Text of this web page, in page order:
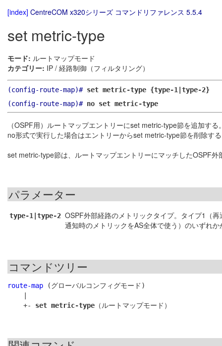
[index] CentreCOM x320シリーズ コマンドリファレンス 5.5.4
set metric-type
モード: ルートマップモード
カテゴリー: IP / 経路制御（フィルタリング）
(config-route-map)# set metric-type {type-1|type-2}
(config-route-map)# no set metric-type
（OSPF用）ルートマップエントリーにset metric-type節を追加する
no形式で実行した場合はエントリーからset metric-type節を削除す
set metric-type節は、ルートマップエントリーにマッチしたOSPF
パラメーター
type-1|type-2 OSPF外部経路のメトリックタイプ。タイプ1（
通知時のメトリックをAS全体で使う）のいずれ
コマンドツリー
route-map (グローバルコンフィグモード)
    +-
set metric-type